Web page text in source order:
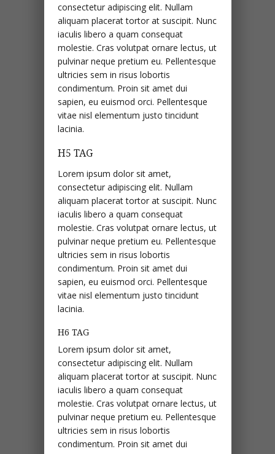
consectetur adipiscing elit. Nullam
aliquam placerat tortor at suscipit. Nunc
iaculis libero a quam consequat
molestie. Cras volutpat ornare lectus, ut
pulvinar neque pretium eu. Pellentesque
ultricies sem in risus lobortis
condimentum. Proin sit amet dui
sapien, eu euismod orci. Pellentesque
vitae nisl elementum justo tincidunt
lacinia.
H5 TAG
Lorem ipsum dolor sit amet,
consectetur adipiscing elit. Nullam
aliquam placerat tortor at suscipit. Nunc
iaculis libero a quam consequat
molestie. Cras volutpat ornare lectus, ut
pulvinar neque pretium eu. Pellentesque
ultricies sem in risus lobortis
condimentum. Proin sit amet dui
sapien, eu euismod orci. Pellentesque
vitae nisl elementum justo tincidunt
lacinia.
H6 TAG
Lorem ipsum dolor sit amet,
consectetur adipiscing elit. Nullam
aliquam placerat tortor at suscipit. Nunc
iaculis libero a quam consequat
molestie. Cras volutpat ornare lectus, ut
pulvinar neque pretium eu. Pellentesque
ultricies sem in risus lobortis
condimentum. Proin sit amet dui